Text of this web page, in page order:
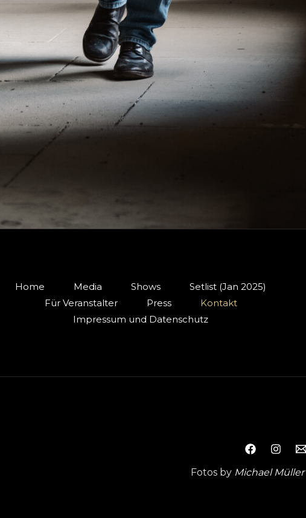
Home Media Shows
Setlist (Jan 2025)
Für Veranstalter
Press
Kontakt
Impressum und Datenschutz
Fotos by Michael Müller